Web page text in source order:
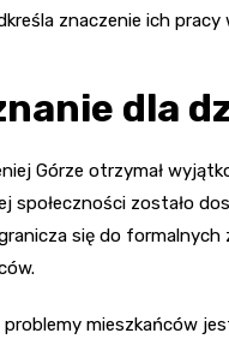
znaczenie ich
dla
Górze otrzymał
społeczności zostało
się do
mieszkańców